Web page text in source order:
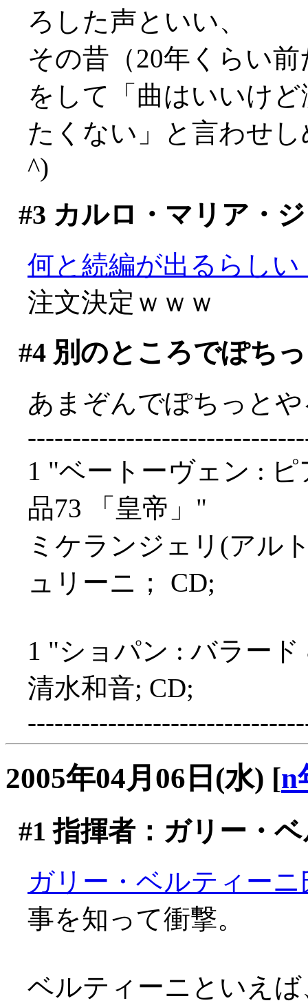
ろした声といい、
その昔（20年くらい
をして「曲はいいけ
たくない」と言わせ
^)
#3 カルロ・マリア・
何と続編が出るらし
注文決定ｗｗｗ
#4別のところでぽち
あまぞんでぽちっと
1 "ベートーヴェン :
品73 「皇帝」"
ミケランジェリ(アル
ュリーニ； CD;
1 "ショパン : バラー
清水和音; CD;
2005年04月06日(水) [n
#1 指揮者：ガリー・
ガリー・ベルティー
事を知って衝撃。
ベルティーニといえ